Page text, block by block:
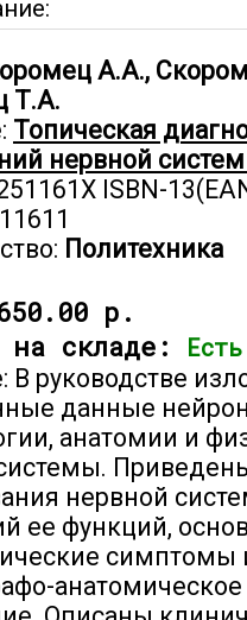
А.А.,
Т.А.
Топическая
нервной
ISBN-
Политехника
р.
на складе:
В руководстве
данные
анатомии и
нервной
ее функций,
симптомы
анатомическое